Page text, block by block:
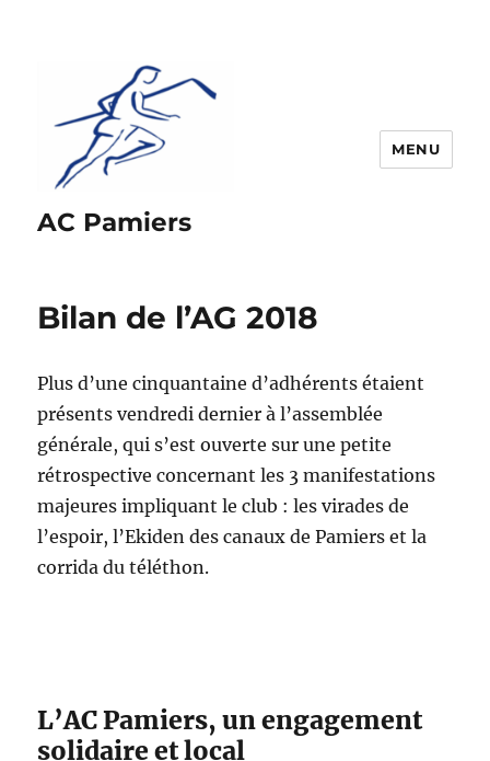
AC Pamiers
MENU
Bilan de l’AG 2018
Plus d’une cinquantaine d’adhérents étaient
présents vendredi dernier à l’assemblée
générale, qui s’est ouverte sur une petite
rétrospective concernant les 3 manifestations
majeures impliquant le club : les virades de
l’espoir, l’Ekiden des canaux de Pamiers et la
corrida du téléthon.
L’AC Pamiers, un engagement
solidaire et local